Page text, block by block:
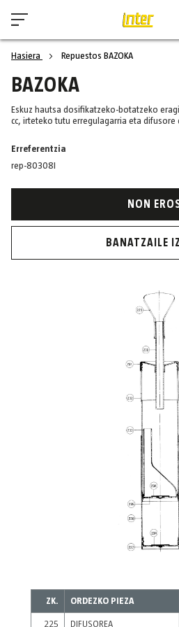
Hasiera Repuestos BAZOKA
BAZOKA
Eskuz hautsa dosifikatzeko-botatzeko
cc, irteteko tutu erregulagarria eta difusore
Erreferentzia
rep-80308I
NON
BANATZAILE
ZK. ORDEZKO PIEZA
225 DIFUSOREA